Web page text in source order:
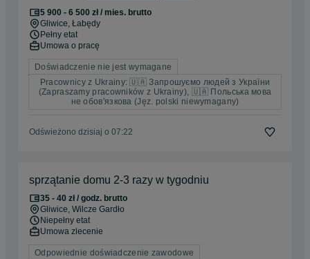
5 900 - 6 500 zł / mies. brutto
Gliwice, Łabędy
Pełny etat
Umowa o pracę
Doświadczenie nie jest wymagane
Pracownicy z Ukrainy: 🇺🇦 Запрошуємо людей з України
(Zapraszamy pracowników z Ukrainy), 🇺🇦 Польська мова
не обов'язкова (Jęz. polski niewymagany)
Odświeżono dzisiaj o 07:22
sprzątanie domu 2-3 razy w tygodniu
35 - 40 zł / godz. brutto
Gliwice, Wilcze Gardło
Niepełny etat
Umowa zlecenie
Odpowiednie doświadczenie zawodowe